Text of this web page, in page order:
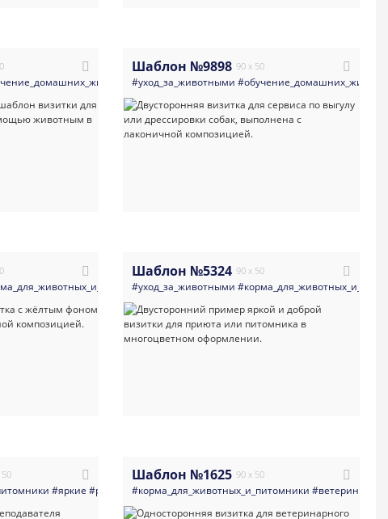
#темные#визитка #ветеринария_врачи_клиники#животные
#корма_для_животных_и_питомники
Шаблон №9898 90 x 50
#уход_за_животными
#романтичные #визитка#ветеринария_врачи_клиники
#геометрия #яркие#праздничные#визитка
Шаблон №5324 90 x 50
#уход_за_животными
#современные #темные#рисованный_стиль #визитка
#яркие #рисованный_стиль #визитка#концертная_деятельность
Шаблон №1625 90 x 50
#корма_для_животных_и_питомники #ветеринария